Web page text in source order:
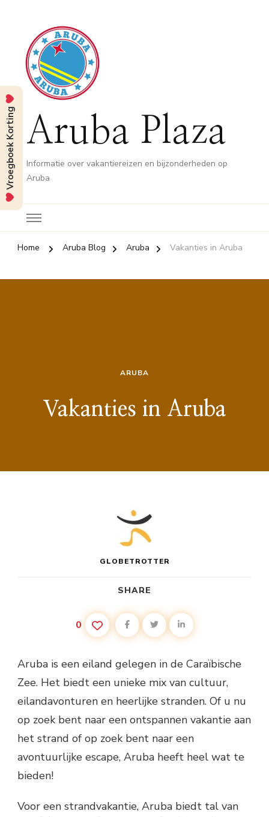
Aruba Plaza
Informatie over vakantiereizen en bijzonderheden op
Aruba
Home Aruba Blog Aruba Vakanties in Aruba
ARUBA
Vakanties in Aruba
GLOBETROTTER
SHARE
0
Aruba is een eiland gelegen in de Caraïbische
Zee. Het biedt een unieke mix van cultuur,
eilandavonturen en heerlijke stranden. Of u nu
op zoek bent naar een ontspannen vakantie aan
het strand of op zoek bent naar een
avontuurlijke escape, Aruba heeft heel wat te
bieden!
Voor een strandvakantie, Aruba biedt tal van
Vroegboek Korting